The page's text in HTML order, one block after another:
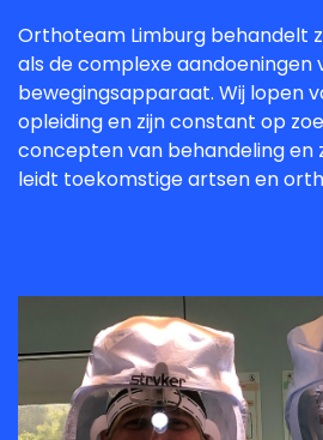
Orthoteam Limburg behandelt
als de complexe aandoeningen
bewegingsapparaat. Wij lopen
opleiding en zijn constant op
concepten van behandeling en
leidt toekomstige artsen en